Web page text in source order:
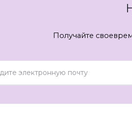
Получайте